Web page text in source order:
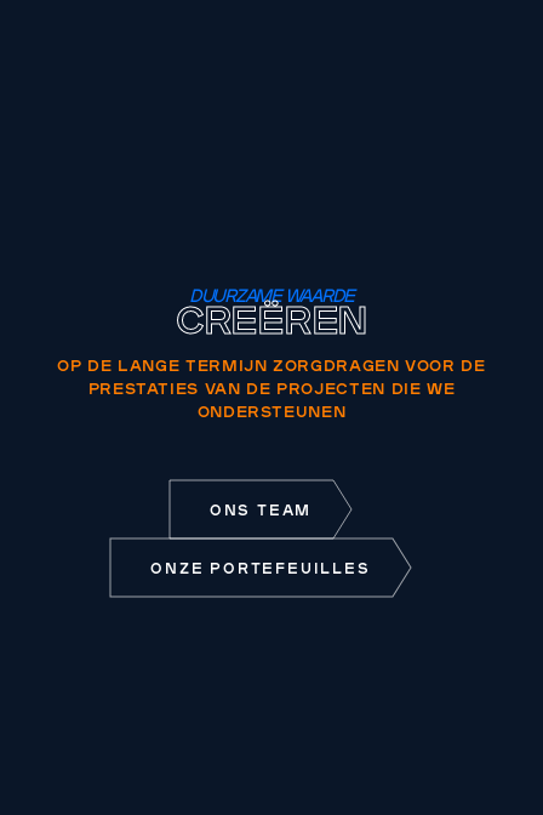
DUURZAME WAARDE
CREËREN
OP DE LANGE TERMIJN ZORGDRAGEN VOOR DE
PRESTATIES VAN DE PROJECTEN DIE WE
ONDERSTEUNEN
ONS TEAM
ONZE PORTEFEUILLES